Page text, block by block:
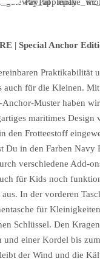
| Special Anchor
Praktikabilität
auch für die Kleinen. Mit
Muster haben wir
maritimes Design
den Frotteestoff
Du in den Farben Navy
verschiedene Add-
für Kids noch
In der vorderen
für
Schlüssel. Den
und einer Kordel bis
der Wind und die